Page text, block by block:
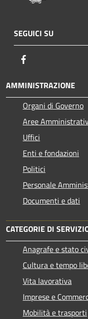
SEGUICI SU
AMMINISTRAZIONE
Organi di Governo
Aree
Uffici
Enti e fondazioni
Politici
Personale
Documenti e dati
CATEGORIE DI
Anagrafe e stato
Cultura e tempo
Vita lavorativa
Imprese e
Mobilità e trasporti